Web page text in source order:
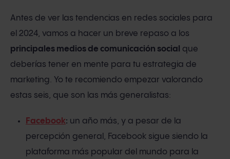
Antes de ver las tendencias en redes sociales para
el 2024, vamos a hacer un breve repaso a los
principales medios de comunicación social que
deberías tener en mente para tu estrategia de
marketing. Yo te recomiendo empezar valorando
estas seis, que son las más generalistas:
Facebook: un año más, y a pesar de la
percepción general, Facebook sigue siendo la
plataforma más popular del mundo para la